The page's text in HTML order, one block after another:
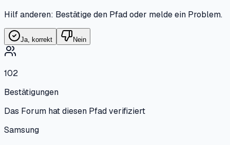
Hilf anderen: Bestätige den Pfad oder melde ein Problem.
Ja, korrekt Nein
102
Bestätigungen
Das Forum hat diesen Pfad verifiziert
Samsung